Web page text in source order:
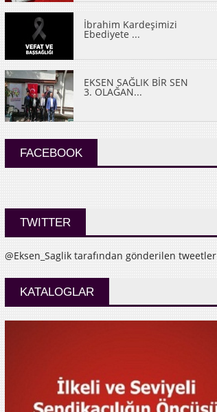
İbrahim Kardeşimizi
Ebediyete ...
EKSEN SAĞLIK BİR SEN
3. OLAĞAN...
FACEBOOK
TWITTER
@Eksen_Saglik tarafından gönderilen tweetler
KATALOGLAR